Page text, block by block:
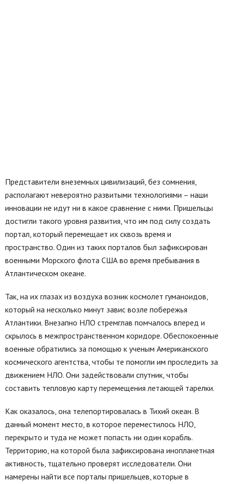
Представители внеземных цивилизаций, без сомнения,
располагают невероятно развитыми технологиями – наши
инновации не идут ни в какое сравнение с ними. Пришельцы
достигли такого уровня развития, что им под силу создать
портал, который перемещает их сквозь время и
пространство. Один из таких порталов был зафиксирован
военными Морского флота США во время пребывания в
Атлантическом океане.
Так, на их глазах из воздуха возник космолет гуманоидов,
который на несколько минут завис возле побережья
Атлантики. Внезапно НЛО стремглав помчалось вперед и
скрылось в межпространственном коридоре. Обеспокоенные
военные обратились за помощью к ученым Американского
космического агентства, чтобы те помогли им проследить за
движением НЛО. Они задействовали спутник, чтобы
составить тепловую карту перемещения летающей тарелки.
Как оказалось, она телепортировалась в Тихий океан. В
данный момент место, в которое переместилось НЛО,
перекрыто и туда не может попасть ни один корабль.
Территорию, на которой была зафиксирована инопланетная
активность, тщательно проверят исследователи. Они
намерены найти все порталы пришельцев, которые в